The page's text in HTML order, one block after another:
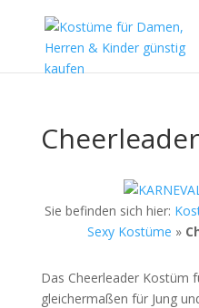
Sie befinden sich hier:
Sexy Kostüme »
Das Cheerleader Kostüm
gleichermaßen für Jung